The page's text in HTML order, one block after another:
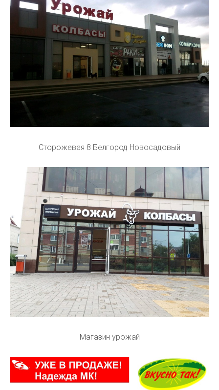
Сторожевая 8 Белгород Новосадовый
Магазин урожай